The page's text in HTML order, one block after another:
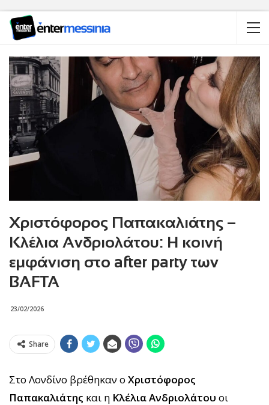
Χριστόφορος Παπακαλιάτης –
Κλέλια Ανδριολάτου: Η κοινή
εμφάνιση στο after party των
BAFTA
23/02/2026
Share
Στο Λονδίνο βρέθηκαν ο Χριστόφορος
Παπακαλιάτης και η Κλέλια Ανδριολάτου οι